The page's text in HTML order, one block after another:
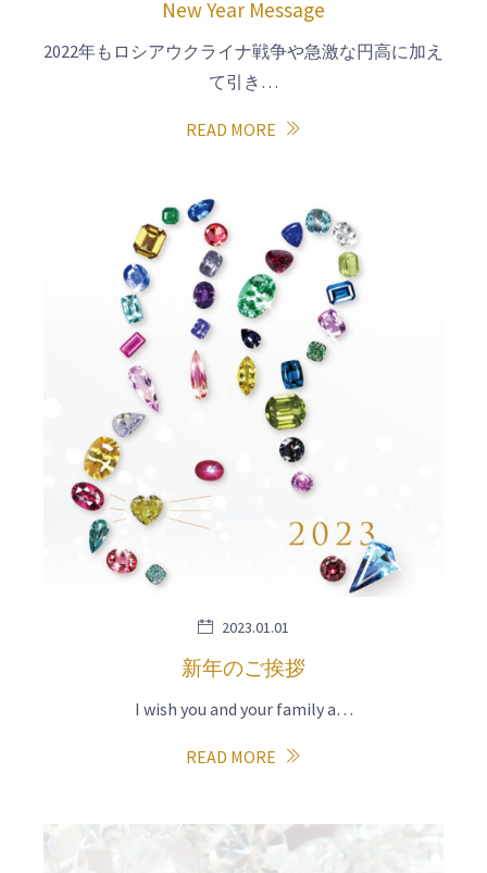
New Year Message
2022年もロシアウクライナ戦争や急激な円高に加え
て引き…
READ MORE
2023.01.01
新年のご挨拶
I wish you and your family a…
READ MORE